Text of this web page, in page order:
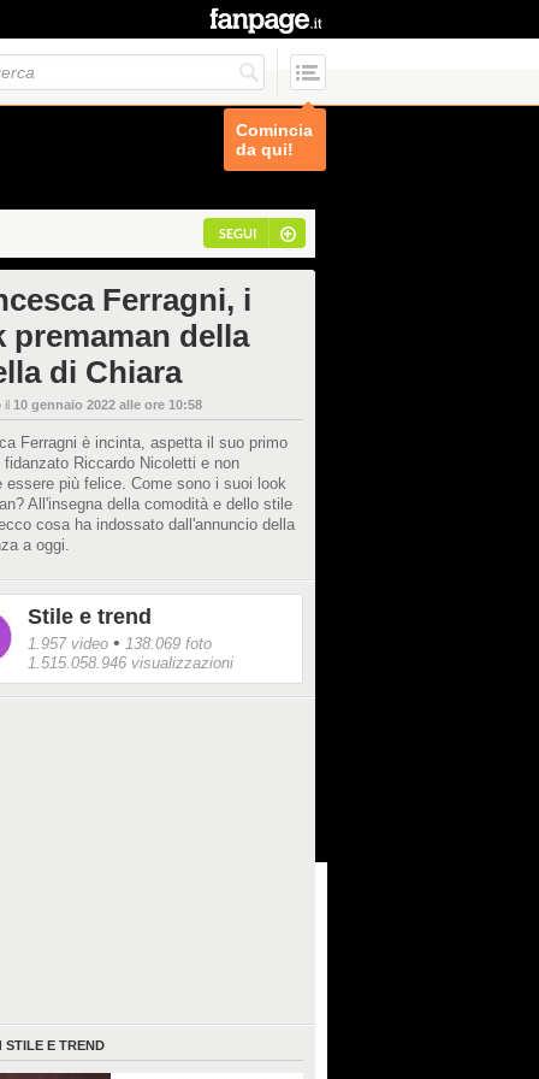
Comincia
da qui!
SEGUI
Ferragni, i
premaman della
di Chiara
il 10 gennaio 2022 alle ore 10:58
Ferragni è incinta, aspetta il suo primo
fidanzato Riccardo Nicoletti e non
essere più felice. Come sono i suoi look
All'insegna della comodità e dello stile
cosa ha indossato dall'annuncio della
a oggi.
Stile e trend
1.957 video • 138.069 foto
1.515.058.946 visualizzazioni
STILE E TREND